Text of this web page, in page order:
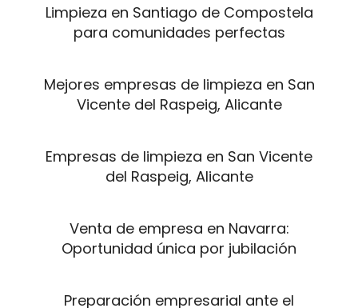
Limpieza en Santiago de Compostela
para comunidades perfectas
Mejores empresas de limpieza en San
Vicente del Raspeig, Alicante
Empresas de limpieza en San Vicente
del Raspeig, Alicante
Venta de empresa en Navarra:
Oportunidad única por jubilación
Preparación empresarial ante el